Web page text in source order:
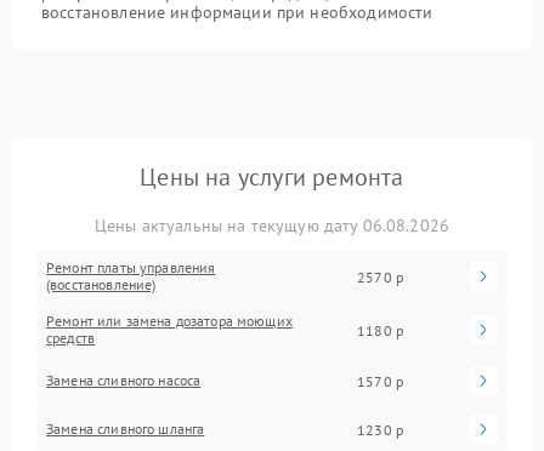
восстановление информации при необходимости
Цены на услуги ремонта
Цены актуальны на текущую дату 06.08.2026
Ремонт платы управления
(восстановление)
2570 р
Ремонт или замена дозатора моющих
средств
1180 р
Замена сливного насоса 1570 р
Замена сливного шланга 1230 р